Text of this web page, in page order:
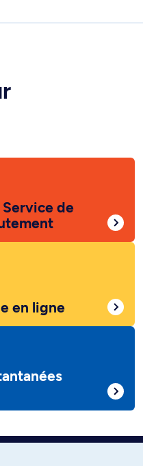
de
en ligne